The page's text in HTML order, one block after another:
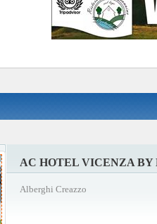
AC HOTEL VICENZA
Alberghi Creazzo